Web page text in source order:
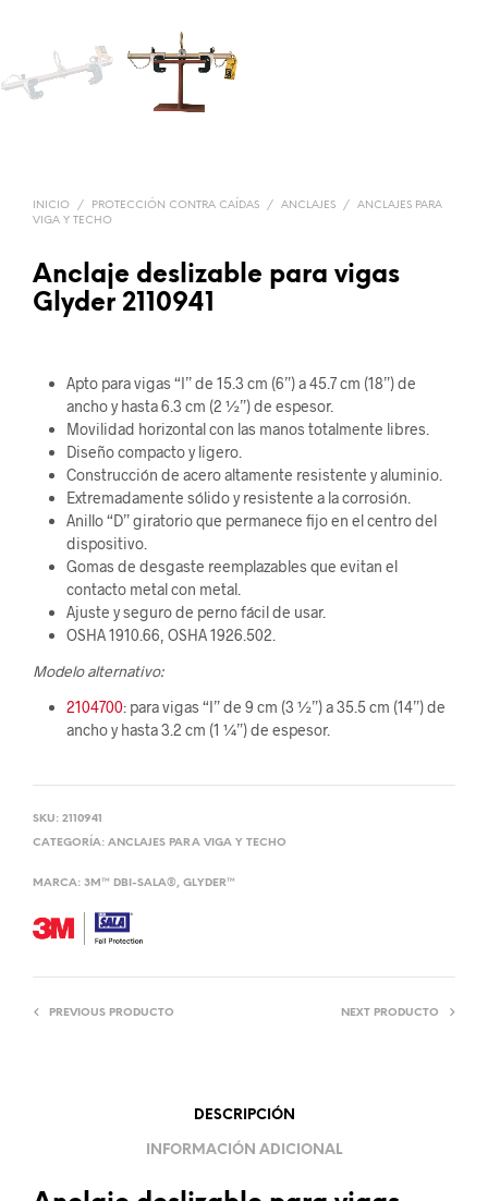
INICIO / PROTECCIÓN CONTRA CAÍDAS / ANCLAJES /
ANCLAJES PARA
VIGA Y TECHO
Anclaje deslizable para vigas
Glyder 2110941
Apto para vigas “I” de 15.3 cm (6”) a 45.7 cm (18”) de
ancho y hasta 6.3 cm (2 ½”) de espesor.
Movilidad horizontal con las manos totalmente libres.
Diseño compacto y ligero.
Construcción de acero altamente resistente y aluminio.
Extremadamente sólido y resistente a la corrosión.
Anillo “D” giratorio que permanece fijo en el centro del
dispositivo.
Gomas de desgaste reemplazables que evitan el
contacto metal con metal.
Ajuste y seguro de perno fácil de usar.
OSHA 1910.66, OSHA 1926.502.
Modelo alternativo:
2104700: para vigas “I” de 9 cm (3 ½”) a 35.5 cm (14”) de
ancho y hasta 3.2 cm (1 ¼”) de espesor.
SKU: 2110941
CATEGORÍA: ANCLAJES PARA VIGA Y TECHO
MARCA: 3M™ DBI-SALA®, GLYDER™
PREVIOUS PRODUCTO NEXT PRODUCTO
DESCRIPCIÓN
INFORMACIÓN ADICIONAL